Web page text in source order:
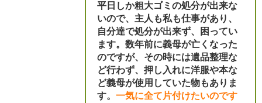
平日しか粗大ゴミの処分が出来な
いので、主人も私も仕事があり、
自分達で処分が出来ず、困ってい
ます。数年前に義母が亡くなった
のですが、その時には遺品整理な
ど行わず、押し入れに洋服や本な
ど義母が使用していた物もありま
す。 一気に全て片付けたいのです